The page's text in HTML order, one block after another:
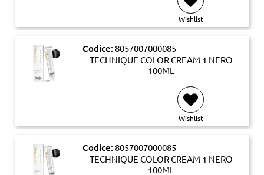
Wishlist
Codice: 8057007000085
TECHNIQUE COLOR CREAM 1 NERO
100ML
Wishlist
Codice: 8057007000085
TECHNIQUE COLOR CREAM 1 NERO
100ML